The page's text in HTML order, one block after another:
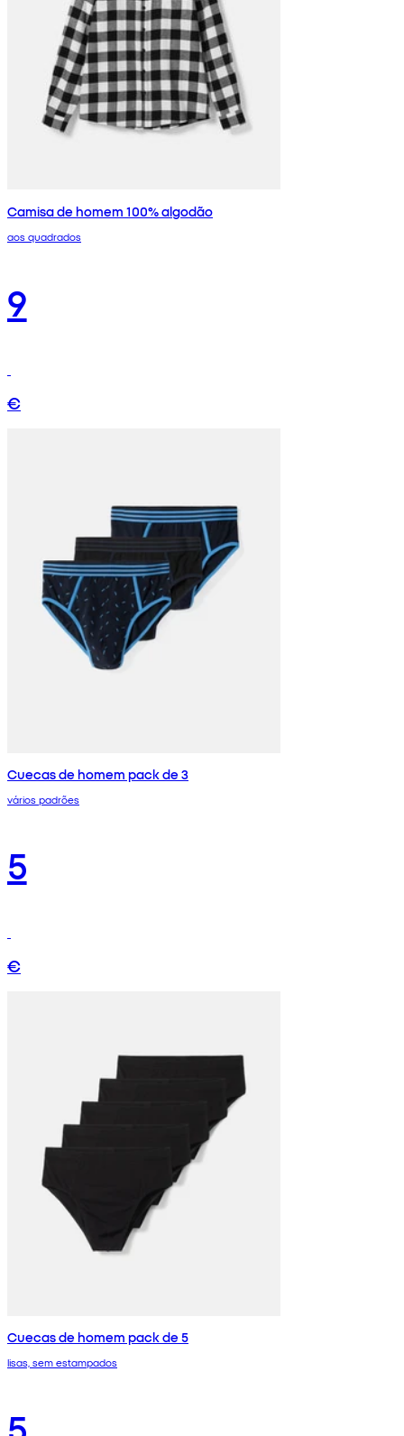
Camisa de homem 100% algodão
aos quadrados
9
€
Cuecas de homem pack de 3
vários padrões
5
€
Cuecas de homem pack de 5
lisas, sem estampados